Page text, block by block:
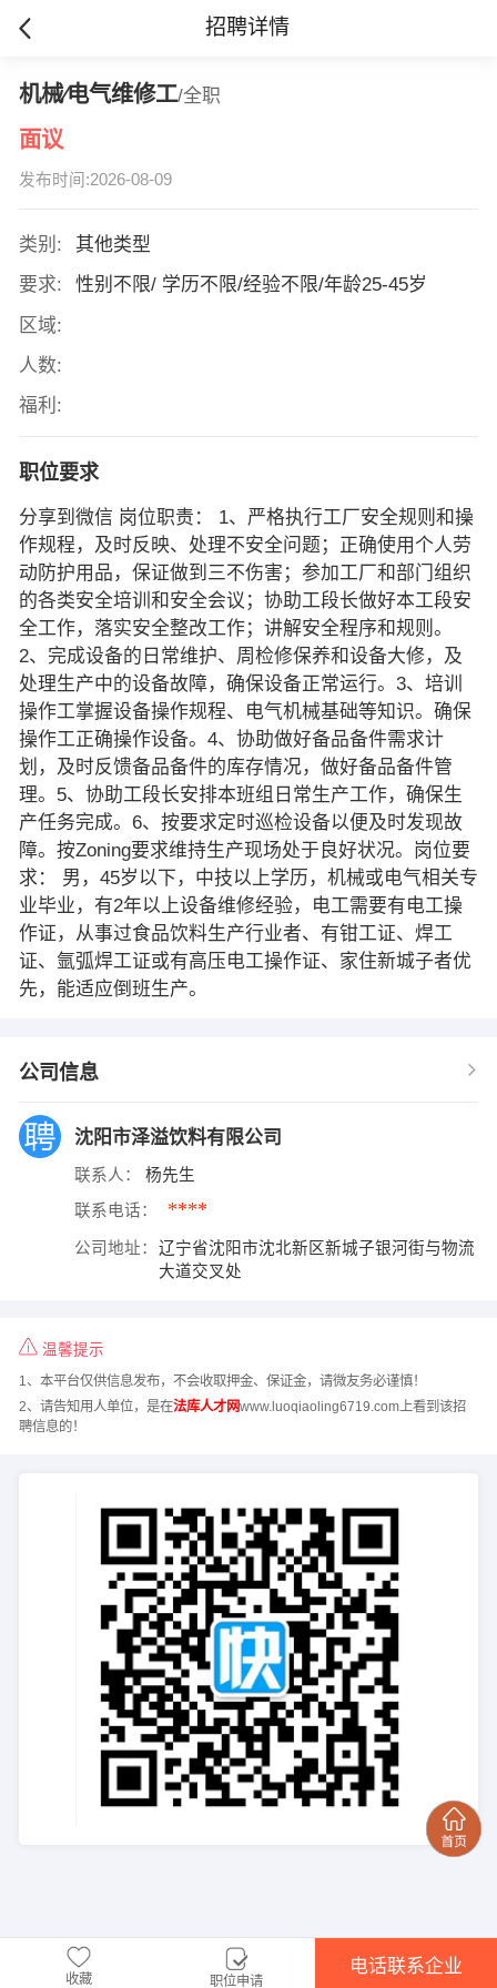
招聘详情
机械∕电气维修工/全职
面议
发布时间:2026-08-09
类别:
其他类型
要求:
性别不限/ 学历不限/经验不限/年龄25-45岁
区域:
人数:
福利:
职位要求
分享到微信 岗位职责： 1、严格执行工厂安全规则和操
作规程，及时反映、处理不安全问题；正确使用个人劳
动防护用品，保证做到三不伤害；参加工厂和部门组织
的各类安全培训和安全会议；协助工段长做好本工段安
全工作，落实安全整改工作；讲解安全程序和规则。
2、完成设备的日常维护、周检修保养和设备大修，及
处理生产中的设备故障，确保设备正常运行。3、培训
操作工掌握设备操作规程、电气机械基础等知识。确保
操作工正确操作设备。4、协助做好备品备件需求计
划，及时反馈备品备件的库存情况，做好备品备件管
理。5、协助工段长安排本班组日常生产工作，确保生
产任务完成。6、按要求定时巡检设备以便及时发现故
障。按Zoning要求维持生产现场处于良好状况。岗位要
求： 男，45岁以下，中技以上学历，机械或电气相关专
业毕业，有2年以上设备维修经验，电工需要有电工操
作证，从事过食品饮料生产行业者、有钳工证、焊工
证、氩弧焊工证或有高压电工操作证、家住新城子者优
先，能适应倒班生产。
公司信息
沈阳市泽溢饮料有限公司
联系人： 杨先生
联系电话： ****
公司地址：
辽宁省沈阳市沈北新区新城子银河街与物流
大道交叉处
温馨提示
1、本平台仅供信息发布，不会收取押金、保证金，请微友务必谨慎！
2、请告知用人单位，是在法库人才网www.luoqiaoling6719.com上看到该招
聘信息的！
收藏 职位申请
电话联系企业